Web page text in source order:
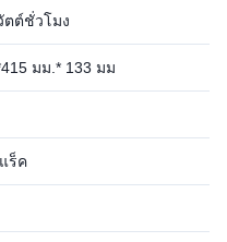
ตต์ชั่วโมง
มม.* 133 มม
ร็ค